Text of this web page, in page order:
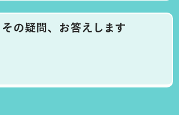
その疑問、お答えします